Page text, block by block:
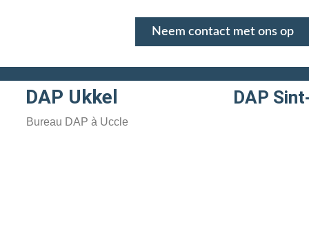
Neem contact met ons op
DAP Ukkel DAP